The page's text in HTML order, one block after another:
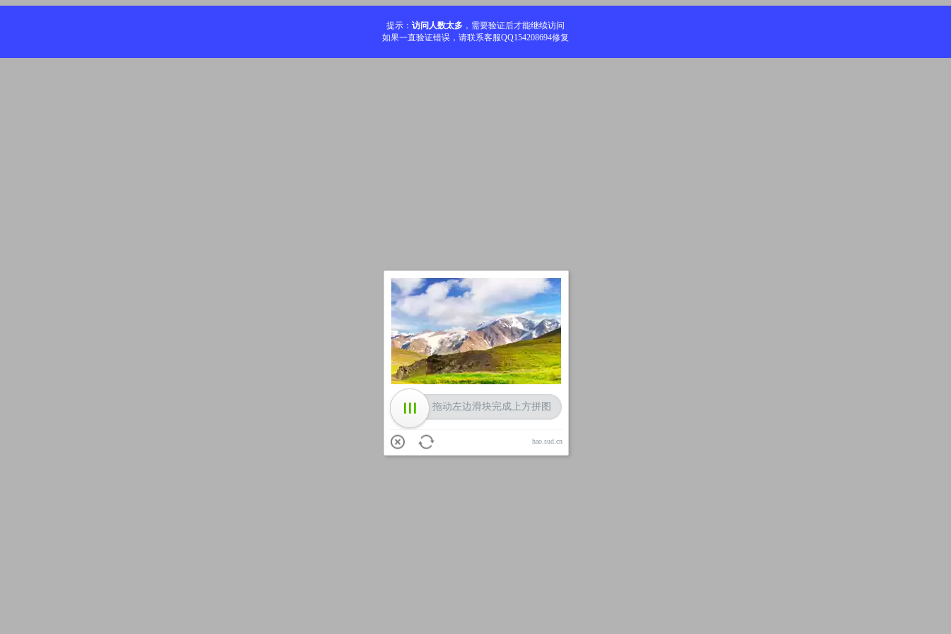
提示： 访问人数太多 ，需要验证后才能继续访问
如果一直验证错误，请联系客服QQ154208694修复
加载中
拖动左边滑块完成上方拼图
hao.sud.cn